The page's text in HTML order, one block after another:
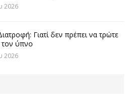
2026
Γιατί δεν πρέπει να τρώτε
τον ύπνο
2026